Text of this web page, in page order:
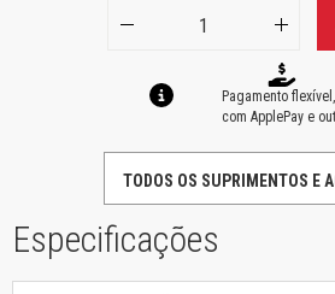
Pagamento
com ApplePay e
TODOS OS SUPRIMENTOS E
Especificações